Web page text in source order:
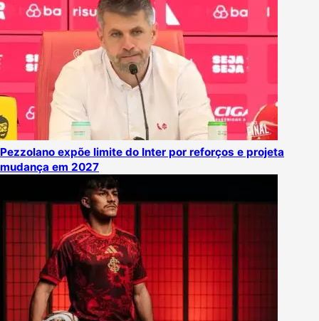
Pezzolano expõe limite do Inter por reforços e projeta
mudança em 2027